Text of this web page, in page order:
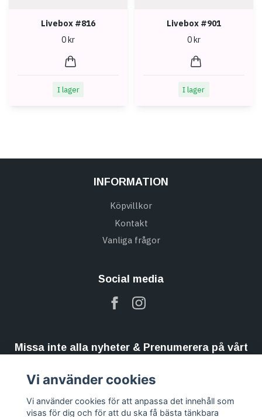
Livebox #816
0 kr
I lager
Livebox #901
0 kr
I lager
INFORMATION
Köpvillkor
Kontakt
Vanliga frågor
Social media
Missa inte alla nyheter & Prenumerera på vårt
Vi använder cookies
Vi använder cookies för att anpassa det innehåll som
visas för dig och för att du ska få bästa tänkbara